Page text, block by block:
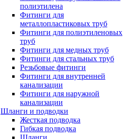
полиэтилена
Фитинги для
металлопластиковых труб
Фитинги для полиэтиленовых
труб
Фитинги для медных труб
Фитинги для стальных труб
Резьбовые фитинги
Фитинги для внутренней
канализации
Фитинги для наружной
канализации
Шланги и подводки
Жесткая подводка
Гибкая подводка
Шланги